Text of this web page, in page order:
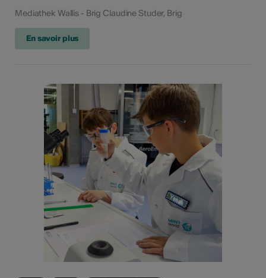
Mediathek Wallis - Brig Claudine Studer, Brig
En savoir plus